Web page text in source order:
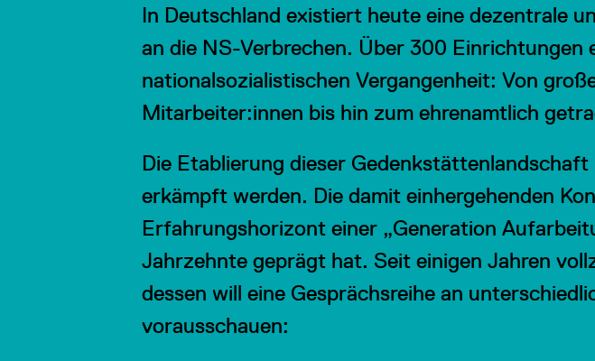
In Deutschland existiert heute eine dezentrale
an die NS-Verbrechen. Über 300
nationalsozialistischen Vergangenheit: Von
Mitarbeiter:innen bis hin zum ehrenamtlich
Die Etablierung dieser
erkämpft werden. Die damit einhergehenden
Erfahrungshorizont einer „Generation
Jahrzehnte geprägt hat. Seit einigen Jahren
dessen will eine Gesprächsreihe an
vorausschauen: